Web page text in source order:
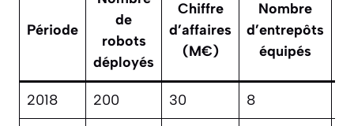
Période
de
robots
déployés
Chiffre
d’affaires
(M€)
Nombre
d’entrepôts
équipés
2018 200 30 8